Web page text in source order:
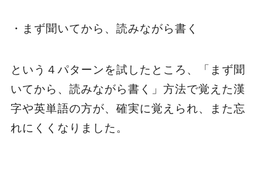
・まず聞いてから、読みながら書く
という４パターンを試したところ、「まず聞
いてから、読みながら書く」方法で覚えた漢
字や英単語の方が、確実に覚えられ、また忘
れにくくなりました。